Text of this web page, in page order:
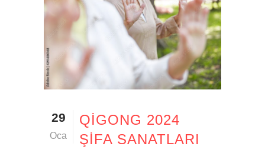
29
Oca
QİGONG 2024
ŞİFA SANATLARI